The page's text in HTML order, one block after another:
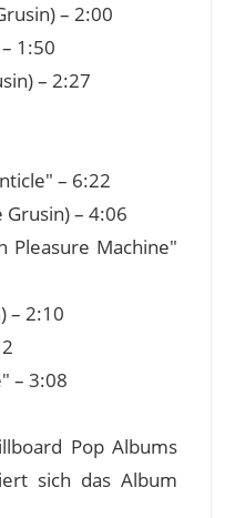
– 2:00
1:50
– 2:27
– 6:22
Grusin) – 4:06
Pleasure Machine"
– 2:10
– 3:08
Pop Albums
sich das Album